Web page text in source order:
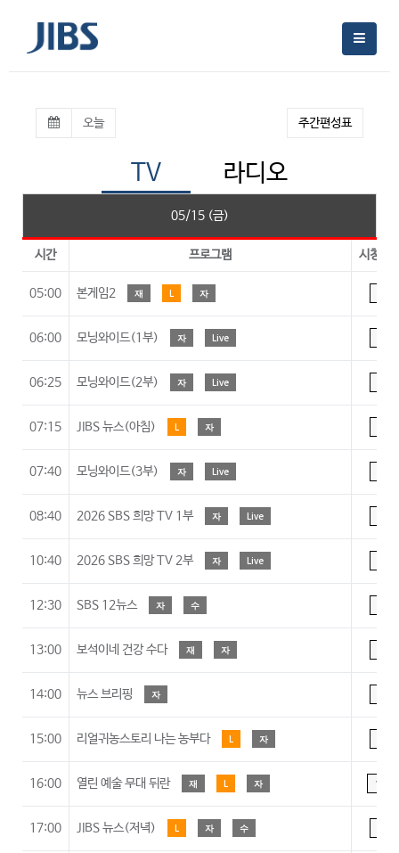
오늘
TV 라디오
주간편성표
05/15 (금)
시간 프로그램 시청등
05:00 본게임2 재 L 자
06:00 모닝와이드(1부) 자 Live
06:25 모닝와이드(2부) 자 Live
07:15 JIBS 뉴스(아침) L 자
07:40 모닝와이드(3부) 자 Live
08:40 2026 SBS 희망 TV 1부 자 Live
10:40 2026 SBS 희망 TV 2부 자 Live
12:30 SBS 12뉴스 자 수
13:00 보석이네 건강 수다 재 자
14:00 뉴스 브리핑 자
15:00 리얼귀농스토리 나는 농부다 L 자
16:00 열린 예술 무대 뒤란 재 L 자 15
17:00 JIBS 뉴스(저녁) L 자 수